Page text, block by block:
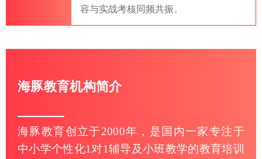
容与实战考核同频共振。
海豚教育机构简介
海豚教育创立于2000年，是国内一家专注于
中小学个性化1对1辅导及小班教学的教育培训